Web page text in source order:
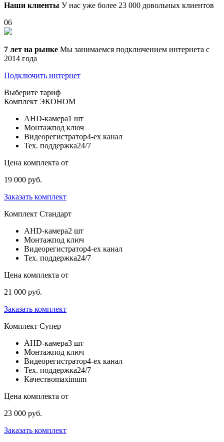
Наши клиенты У нас уже более 23 000 довольных клиентов
06
7 лет на рынке Мы занимаемся подключением интернета с
2014 года
Подключить интернет
Выберите тариф
Комплект ЭКОНОМ
AHD-камера1 шт
Монтажпод ключ
Видеорегистратор4-ех канал
Тех. поддержка24/7
Цена комплекта от
19 000 руб.
Заказать комплект
Комплект Стандарт
AHD-камера2 шт
Монтажпод ключ
Видеорегистратор4-ех канал
Тех. поддержка24/7
Цена комплекта от
21 000 руб.
Заказать комплект
Комплект Супер
AHD-камера3 шт
Монтажпод ключ
Видеорегистратор4-ех канал
Тех. поддержка24/7
Качествоmaximum
Цена комплекта от
23 000 руб.
Заказать комплект